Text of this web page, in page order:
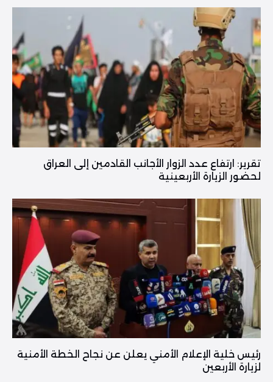
تقرير: ارتفاع عدد الزوار الأجانب القادمين إلى العراق
لحضور الزيارة الأربعينية
رئيس خلية الإعلام الأمني يعلن عن نجاح الخطة الأمنية
لزيارة الأربعين